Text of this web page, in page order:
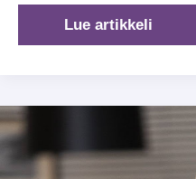
Hallitustunnustelua
Pirkanmaalta
Lue artikkeli